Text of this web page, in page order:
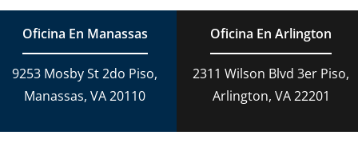
Oficina En Manassas
9253 Mosby St 2do Piso,
Manassas, VA 20110
Oficina En Arlington
2311 Wilson Blvd 3er Piso,
Arlington, VA 22201